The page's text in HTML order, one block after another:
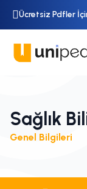
Ücretsiz Pdfler
Sağlık
Genel Bilgileri